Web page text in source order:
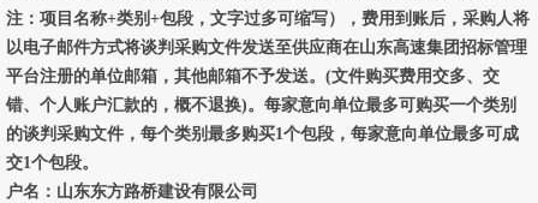
注：项目名称+类别+包段，文字过多可缩写），费用到账后，采购人将
以电子邮件方式将谈判采购文件发送至供应商在山东高速集团招标管理
平台注册的单位邮箱，其他邮箱不予发送。(文件购买费用交多、交
错、个人账户汇款的，概不退换)。每家意向单位最多可购买一个类别
的谈判采购文件，每个类别最多购买1个包段，每家意向单位最多可成
交1个包段。
户名：山东东方路桥建设有限公司